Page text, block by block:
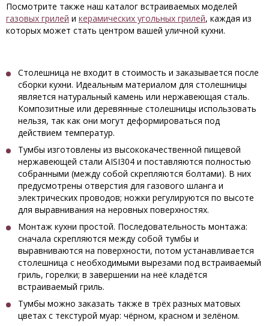
Посмотрите также наш каталог встраиваемых моделей
газовых грилей и керамических угольных грилей, каждая из
которых может стать центром вашей уличной кухни.
Столешница не входит в стоимость и заказывается после
сборки кухни. Идеальным материалом для столешницы
является натуральный камень или нержавеющая сталь.
Композитные или деревянные столешницы использовать
нельзя, так как они могут деформироваться под
действием температур.
Тумбы изготовлены из высококачественной пищевой
нержавеющей стали AISI304 и поставляются полностью
собранными (между собой скрепляются болтами). В них
предусмотрены отверстия для газового шланга и
электрических проводов; ножки регулируются по высоте
для выравнивания на неровных поверхностях.
Монтаж кухни простой. Последовательность монтажа:
сначала скрепляются между собой тумбы и
выравниваются на поверхности, потом устанавливается
столешница с необходимыми вырезами под встраиваемый
гриль, горелки; в завершении на неё кладётся
встраиваемый гриль.
Тумбы можно заказать также в трёх разных матовых
цветах с текстурой муар: чёрном, красном и зелёном.